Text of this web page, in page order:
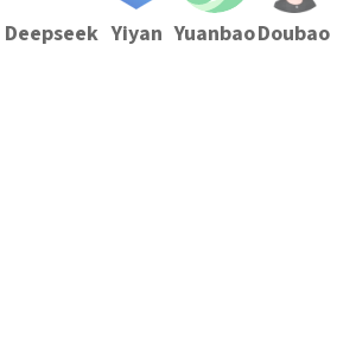
Deepseek Yiyan YuanbaoDoubao